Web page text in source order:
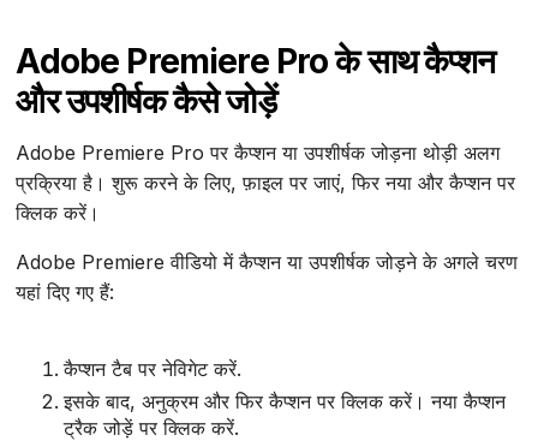
Adobe Premiere Pro के साथ कैप्शन
और उपशीर्षक कैसे जोड़ें
Adobe Premiere Pro पर कैप्शन या उपशीर्षक जोड़ना थोड़ी अलग
प्रक्रिया है। शुरू करने के लिए, फ़ाइल पर जाएं, फिर नया और कैप्शन पर
क्लिक करें।
Adobe Premiere वीडियो में कैप्शन या उपशीर्षक जोड़ने के अगले चरण
यहां दिए गए हैं:
कैप्शन टैब पर नेविगेट करें.
इसके बाद, अनुक्रम और फिर कैप्शन पर क्लिक करें। नया कैप्शन
ट्रैक जोड़ें पर क्लिक करें.